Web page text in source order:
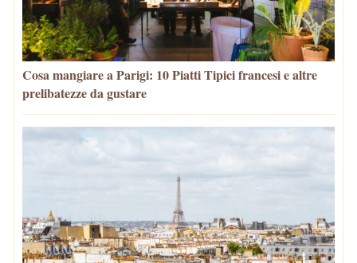
Cosa mangiare a Parigi: 10 Piatti Tipici francesi e altre
prelibatezze da gustare